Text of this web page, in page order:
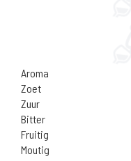
Aroma
Zoet
Zuur
Bitter
Fruitig
Moutig